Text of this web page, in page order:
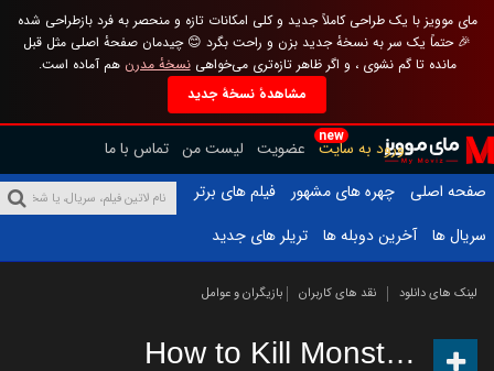
مای موویز با یک طراحی کاملاً جدید و کلی امکانات تازه و منحصر به فرد بازطراحی شده
🎉 حتماً یک سر به نسخهٔ جدید بزن و راحت بگرد 😊 چیدمان صفحهٔ اصلی مثل قبل
مانده تا گم نشوی ، و اگر ظاهر تازه‌تری می‌خواهینسخهٔ مدرن هم آماده است.
مشاهدهٔ نسخهٔ جدید
new
ورود به سایت عضویت لیست من تماس با ما
صفحه اصلی
چهره های مشهور
فیلم های برتر
سریال ها
آخرین دوبله ها تریلر های جدید
لینک های دانلود نقد های کاربران بازیگران و عوامل
How to Kill Monsters